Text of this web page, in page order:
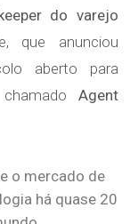
do varejo
que anunciou
aberto para
Agent
o mercado de
há quase 20